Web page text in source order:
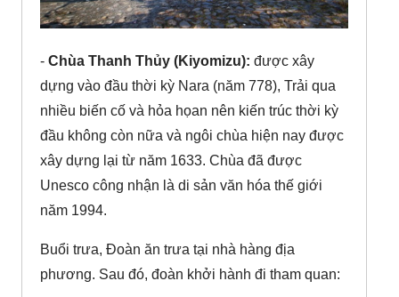
- Chùa Thanh Thủy (Kiyomizu): được xây
dựng vào đầu thời kỳ Nara (năm 778), Trải qua
nhiều biến cố và hỏa họan nên kiến trúc thời kỳ
đầu không còn nữa và ngôi chùa hiện nay được
xây dựng lại từ năm 1633. Chùa đã được
Unesco công nhận là di sản văn hóa thế giới
năm 1994.
Buổi trưa, Đoàn ăn trưa tại nhà hàng địa
phương. Sau đó, đoàn khởi hành đi tham quan: